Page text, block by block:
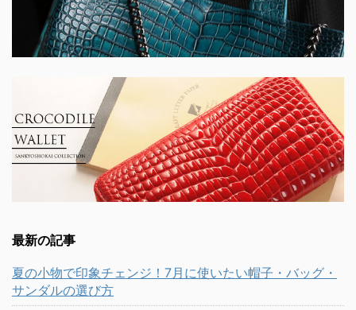
最新の記事
夏の小物で印象チェンジ！7月に使いたい帽子・バッグ・
サンダルの選び方